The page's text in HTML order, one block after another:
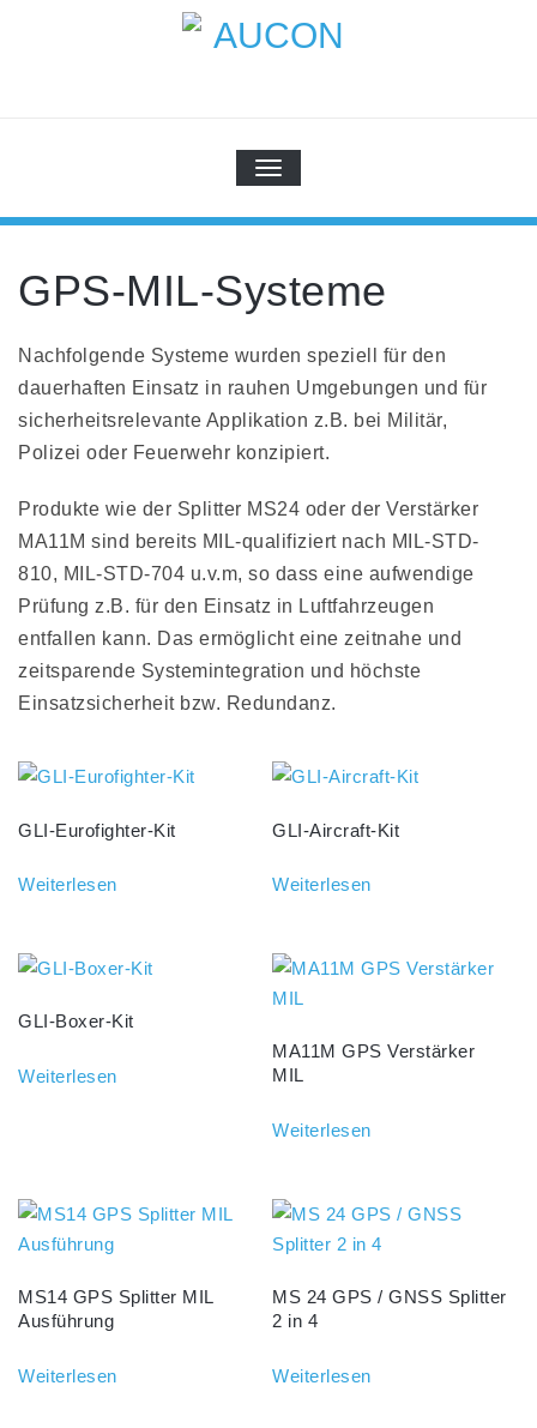
SCHALTE NAVIGATION
GPS-MIL-Systeme
Nachfolgende Systeme wurden speziell für den
dauerhaften Einsatz in rauhen Umgebungen und für
sicherheitsrelevante Applikation z.B. bei Militär,
Polizei oder Feuerwehr konzipiert.
Produkte wie der Splitter MS24 oder der Verstärker
MA11M sind bereits MIL-qualifiziert nach MIL-STD-
810, MIL-STD-704 u.v.m, so dass eine aufwendige
Prüfung z.B. für den Einsatz in Luftfahrzeugen
entfallen kann. Das ermöglicht eine zeitnahe und
zeitsparende Systemintegration und höchste
Einsatzsicherheit bzw. Redundanz.
GLI-Eurofighter-Kit
Weiterlesen
GLI-Aircraft-Kit
Weiterlesen
GLI-Boxer-Kit
Weiterlesen
MA11M GPS Verstärker
MIL
Weiterlesen
MS14 GPS Splitter MIL
Ausführung
Weiterlesen
MS 24 GPS / GNSS Splitter
2 in 4
Weiterlesen